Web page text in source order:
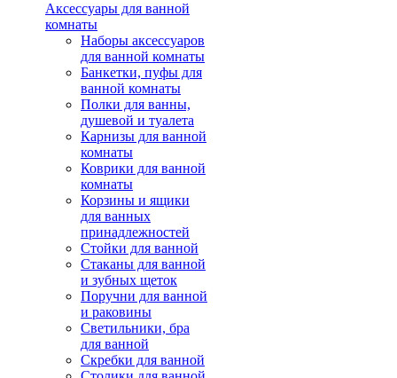
Аксессуары для ванной
комнаты
Наборы аксессуаров
для ванной комнаты
Банкетки, пуфы для
ванной комнаты
Полки для ванны,
душевой и туалета
Карнизы для ванной
комнаты
Коврики для ванной
комнаты
Корзины и ящики
для ванных
принадлежностей
Стойки для ванной
Стаканы для ванной
и зубных щеток
Поручни для ванной
и раковины
Светильники, бра
для ванной
Скребки для ванной